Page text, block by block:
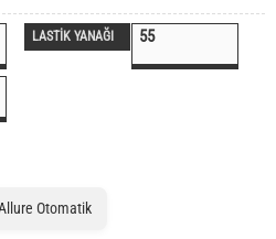
LASTİK YANAĞI 55
Otomatik